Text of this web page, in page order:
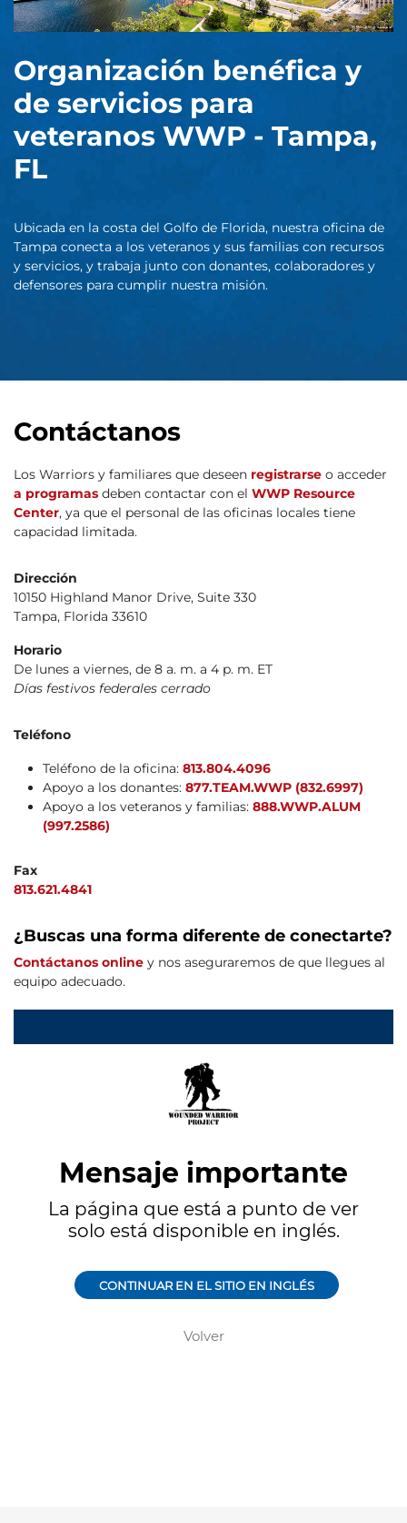
Organización benéfica y
de servicios para
veteranos WWP - Tampa,
FL
Ubicada en la costa del Golfo de Florida, nuestra oficina de
Tampa conecta a los veteranos y sus familias con recursos
y servicios, y trabaja junto con donantes, colaboradores y
defensores para cumplir nuestra misión.
Contáctanos
Los Warriors y familiares que deseen registrarse o acceder
a programas deben contactar con el WWP Resource
Center, ya que el personal de las oficinas locales tiene
capacidad limitada.
Dirección
10150 Highland Manor Drive, Suite 330
Tampa, Florida 33610
Horario
De lunes a viernes, de 8 a. m. a 4 p. m. ET
Días festivos federales cerrado
Teléfono
Teléfono de la oficina: 813.804.4096
Apoyo a los donantes: 877.TEAM.WWP (832.6997)
Apoyo a los veteranos y familias: 888.WWP.ALUM
(997.2586)
Fax
813.621.4841
¿Buscas una forma diferente de conectarte?
Contáctanos online y nos aseguraremos de que llegues al
equipo adecuado.